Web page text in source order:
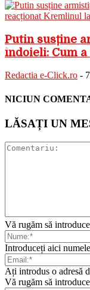
Putin susține
îndoieli: Cum
Redactia e-Click.ro -
NICIUN
LĂSAȚI UN
Vă rugăm să
Introduceți aici
Ați introdus o adresă
Vă rugăm să